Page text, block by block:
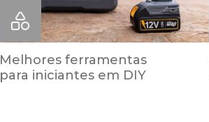
Melhores ferramentas
para iniciantes em DIY